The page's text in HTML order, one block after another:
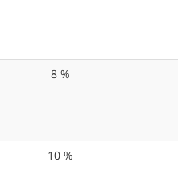
8 %
10 %